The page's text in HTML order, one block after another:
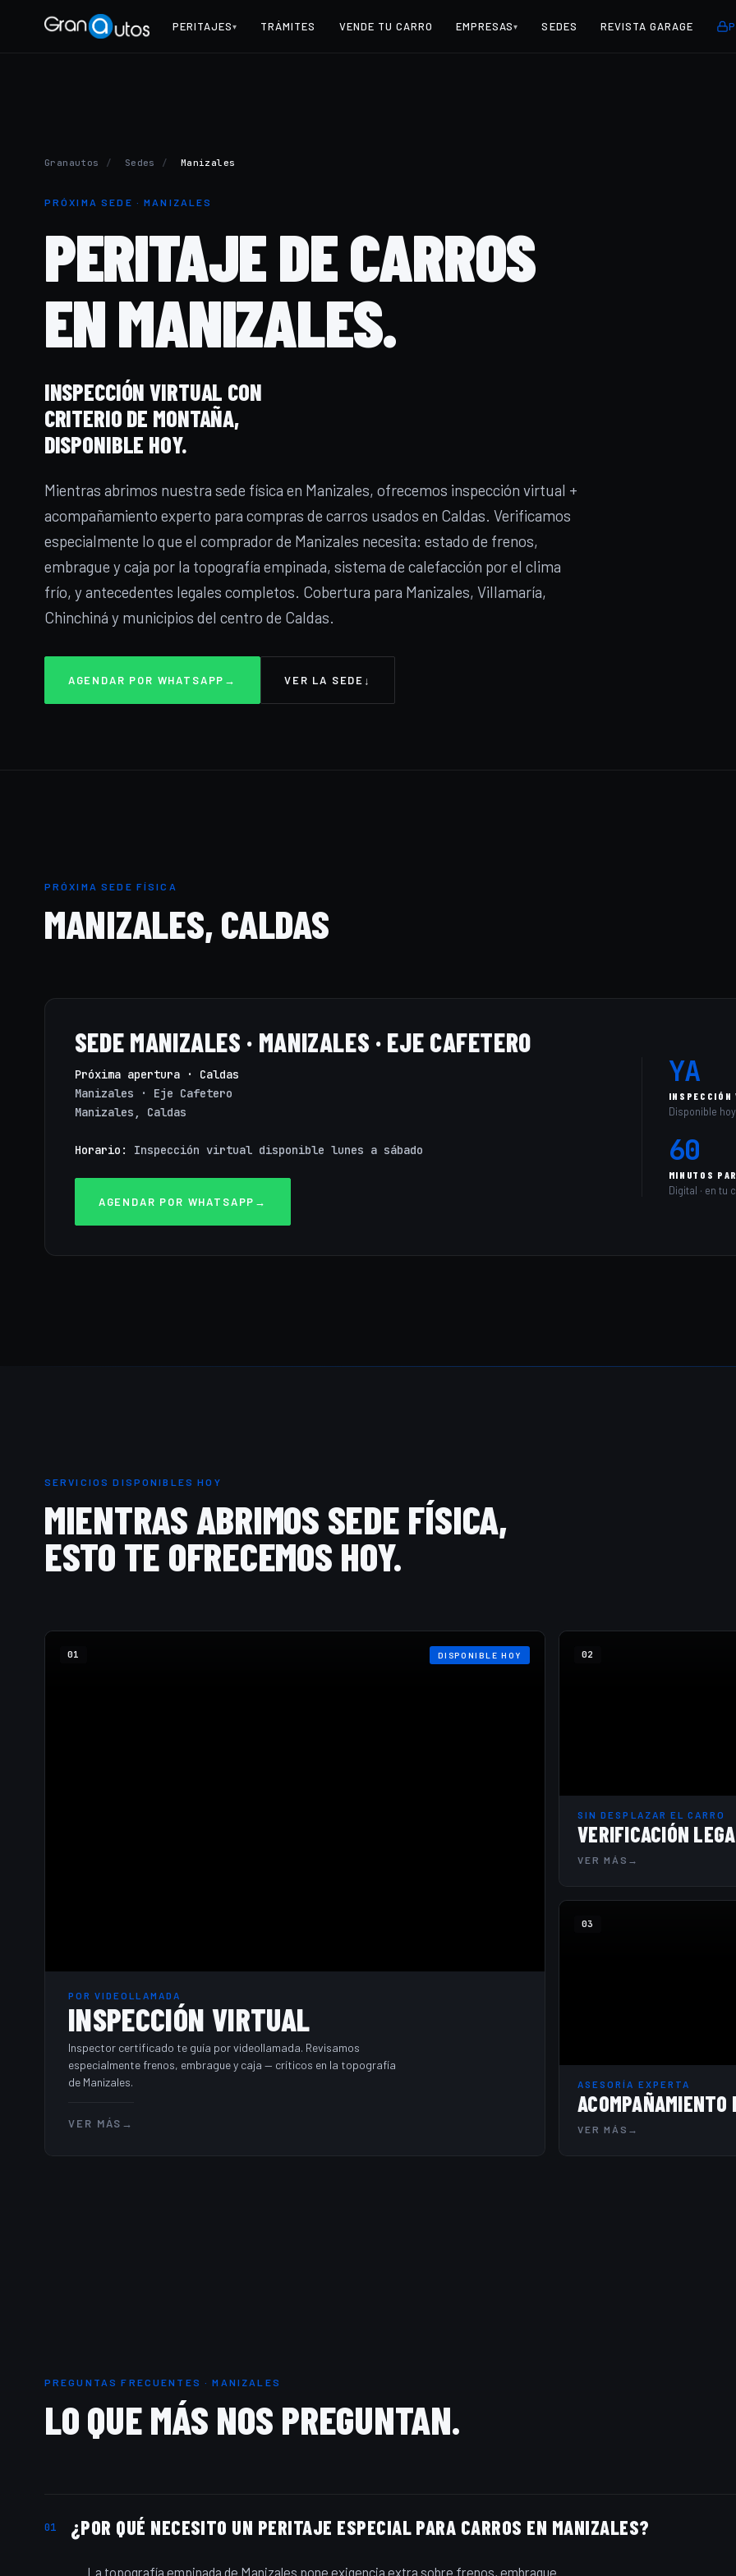
PERITAJES▾ TRÁMITES VENDE TU CARRO EMPRESAS▾ SEDES REVISTA GARAGE
Granautos / Sedes / Manizales
PRÓXIMA SEDE · MANIZALES
PERITAJE DE CARROS
ENMANIZALES.
INSPECCIÓN VIRTUAL CON
CRITERIO DE MONTAÑA,
DISPONIBLE HOY.
Mientras abrimos nuestra sede física en Manizales, ofrecemos inspección virtual +
acompañamiento experto para compras de carros usados en Caldas. Verificamos
especialmente lo que el comprador de Manizales necesita: estado de frenos,
embrague y caja por la topografía empinada, sistema de calefacción por el clima
frío, y antecedentes legales completos. Cobertura para Manizales, Villamaría,
Chinchiná y municipios del centro de Caldas.
AGENDAR POR WHATSAPP → VER LA SEDE ↓
PRÓXIMA SEDE FÍSICA
MANIZALES, CALDAS
SEDE MANIZALES · MANIZALES · EJE CAFETERO
Próxima apertura · Caldas
Manizales · Eje Cafetero
Manizales, Caldas
Horario: Inspección virtual disponible lunes a sábado
AGENDAR POR WHATSAPP →
YA
INSPECCIÓN
Disponible
60
MINUTOS
Digital · en tu
SERVICIOS DISPONIBLES HOY
MIENTRAS ABRIMOS SEDE FÍSICA,
ESTO TE OFRECEMOS HOY.
01 DISPONIBLE HOY
POR VIDEOLLAMADA
INSPECCIÓN VIRTUAL
Inspector certificado te guía por videollamada. Revisamos
especialmente frenos, embrague y caja — críticos en la topografía
de Manizales.
VER MÁS →
02
SIN DESPLAZAR EL CARRO
VERIFICACIÓN
VER MÁS →
03
ASESORÍA EXPERTA
ACOMPAÑAMIENTO
VER MÁS →
PREGUNTAS FRECUENTES · MANIZALES
LO QUE MÁS NOS PREGUNTAN.
01 ¿POR QUÉ NECESITO UN PERITAJE ESPECIAL PARA CARROS EN MANIZALES?
La topografía empinada de Manizales pone exigencia extra sobre frenos, embrague